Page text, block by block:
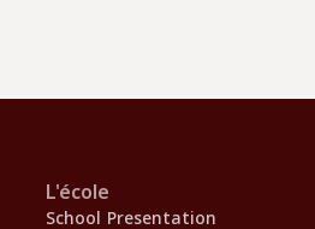
L'école
School Presentation